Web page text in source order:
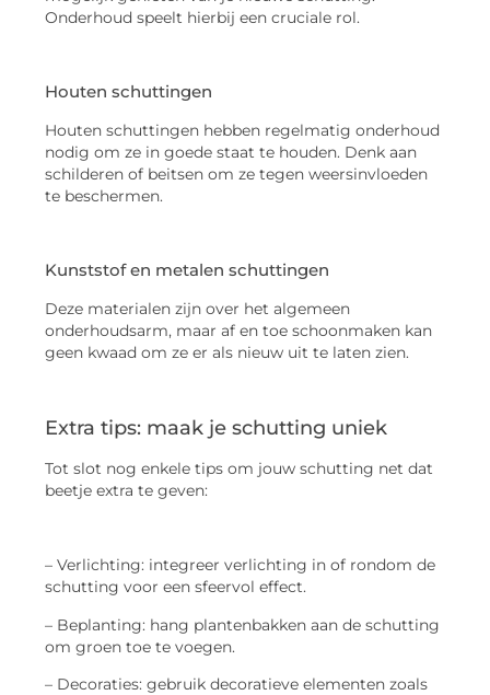
Onderhoud speelt hierbij een cruciale rol.
Houten schuttingen
Houten schuttingen hebben regelmatig onderhoud
nodig om ze in goede staat te houden. Denk aan
schilderen of beitsen om ze tegen weersinvloeden
te beschermen.
Kunststof en metalen schuttingen
Deze materialen zijn over het algemeen
onderhoudsarm, maar af en toe schoonmaken kan
geen kwaad om ze er als nieuw uit te laten zien.
Extra tips: maak je schutting uniek
Tot slot nog enkele tips om jouw schutting net dat
beetje extra te geven:
– Verlichting: integreer verlichting in of rondom de
schutting voor een sfeervol effect.
– Beplanting: hang plantenbakken aan de schutting
om groen toe te voegen.
– Decoraties: gebruik decoratieve elementen zoals